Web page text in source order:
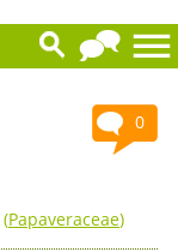
0
(Papaveraceae)